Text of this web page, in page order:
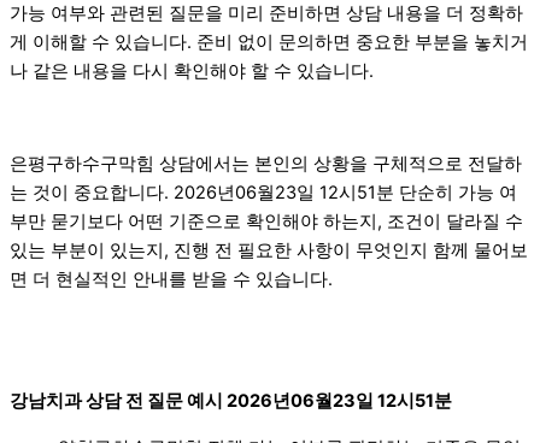
가능 여부와 관련된 질문을 미리 준비하면 상담 내용을 더 정확하
게 이해할 수 있습니다. 준비 없이 문의하면 중요한 부분을 놓치거
나 같은 내용을 다시 확인해야 할 수 있습니다.
은평구하수구막힘 상담에서는 본인의 상황을 구체적으로 전달하
는 것이 중요합니다. 2026년06월23일 12시51분 단순히 가능 여
부만 묻기보다 어떤 기준으로 확인해야 하는지, 조건이 달라질 수
있는 부분이 있는지, 진행 전 필요한 사항이 무엇인지 함께 물어보
면 더 현실적인 안내를 받을 수 있습니다.
강남치과 상담 전 질문 예시 2026년06월23일 12시51분